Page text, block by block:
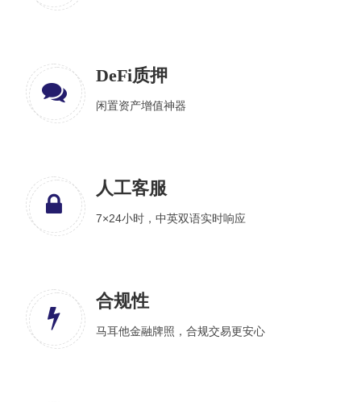
DeFi质押
闲置资产增值神器
人工客服
7×24小时，中英双语实时响应
合规性
马耳他金融牌照，合规交易更安心